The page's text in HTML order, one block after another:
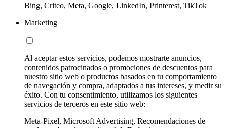
Bing, Criteo, Meta, Google, LinkedIn, Printerest, TikTok
Marketing
Al aceptar estos servicios, podemos mostrarte anuncios,
contenidos patrocinados o promociones de descuentos para
nuestro sitio web o productos basados en tu comportamiento
de navegación y compra, adaptados a tus intereses, y medir su
éxito. Con tu consentimiento, utilizamos los siguientes
servicios de terceros en este sitio web:
Meta-Pixel, Microsoft Advertising, Recomendaciones de